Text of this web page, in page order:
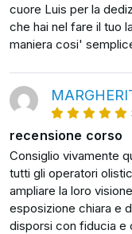
cuore Luis per la
che hai nel fare il tuo
maniera cosi'
recensione corso
Consiglio vivamente
tutti gli operatori
ampliare la loro
esposizione chiara e
disporsi con fiducia e